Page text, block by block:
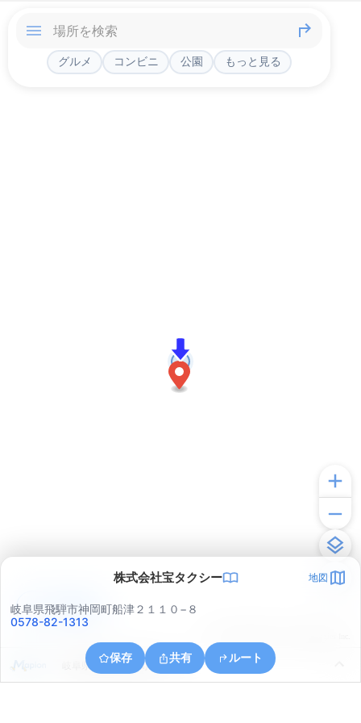
グルメ コンビニ 公園 もっと見る
株式会社宝タクシー 地図
岐阜県飛騨市神岡町船津２１１０−８
0578-82-1313
保存 共有 ルート
岐阜県飛騨市神岡町吉ケ原
アプリで見る